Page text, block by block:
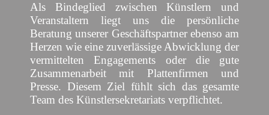
Als Bindeglied zwischen Künstlern und
Veranstaltern liegt uns die persönliche
Beratung unserer Geschäftspartner ebenso am
Herzen wie eine zuverlässige Abwicklung der
vermittelten Engagements oder die gute
Zusammenarbeit mit Plattenfirmen und
Presse. Diesem Ziel fühlt sich das gesamte
Team des Künstlersekretariats verpflichtet.